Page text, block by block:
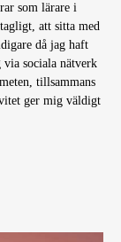
som lärare i
att sitta med
då jag haft
sociala nätverk
tillsammans
ger mig väldigt